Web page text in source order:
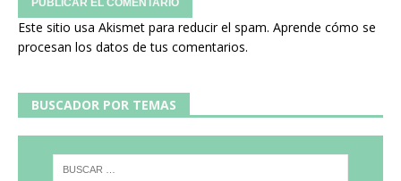
Este sitio usa Akismet para reducir el spam. Aprende cómo se
procesan los datos de tus comentarios.
BUSCADOR POR TEMAS